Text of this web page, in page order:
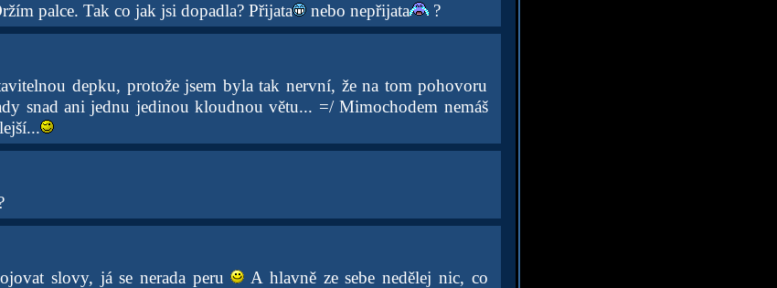
palce. Tak co jak jsi dopadla? Přijata nebo nepřijata ?
depku, protože jsem byla tak nervní, že na tom pohovoru
snad ani jednu jedinou kloudnou větu... =/ Mimochodem nemáš
slovy, já se nerada peru
A hlavně ze sebe nedělej nic, co